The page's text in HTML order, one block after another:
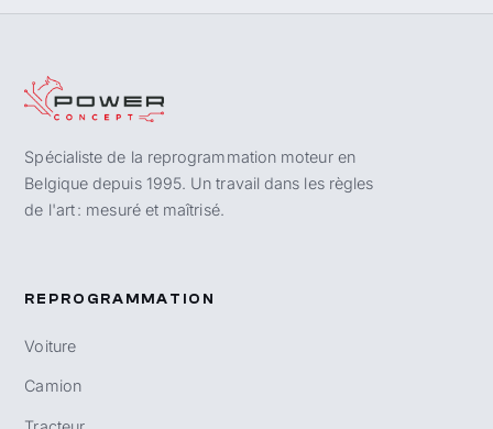
Spécialiste de la reprogrammation moteur en
Belgique depuis 1995. Un travail dans les règles
de l'art : mesuré et maîtrisé.
REPROGRAMMATION
Voiture
Camion